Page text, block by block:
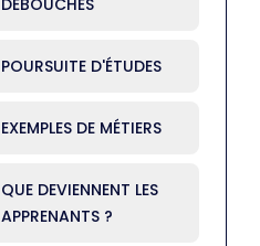
DÉBOUCHÉS
POURSUITE D'ÉTUDES
EXEMPLES DE MÉTIERS
QUE DEVIENNENT LES
APPRENANTS ?